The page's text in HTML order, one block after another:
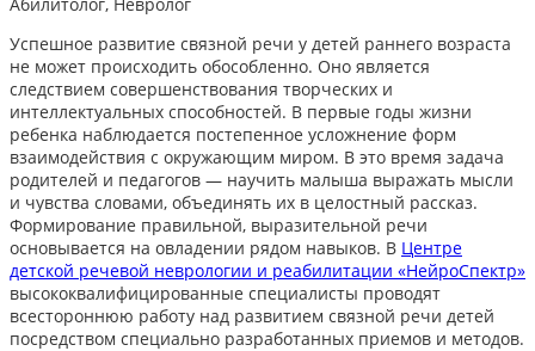
Успешное развитие связной речи у детей раннего возраста
не может происходить обособленно. Оно является
следствием совершенствования творческих и
интеллектуальных способностей. В первые годы жизни
ребенка наблюдается постепенное усложнение форм
взаимодействия с окружающим миром. В это время задача
родителей и педагогов — научить малыша выражать мысли
и чувства словами, объединять их в целостный рассказ.
Формирование правильной, выразительной речи
основывается на овладении рядом навыков. В Центре
детской речевой неврологии и реабилитации «НейроСпектр»
высококвалифицированные специалисты проводят
всестороннюю работу над развитием связной речи детей
посредством специально разработанных приемов и методов.